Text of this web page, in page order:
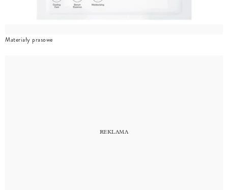
Materiały prasowe